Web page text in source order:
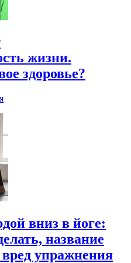
жизни.
здоровье?
вниз в йоге:
название
упражнения